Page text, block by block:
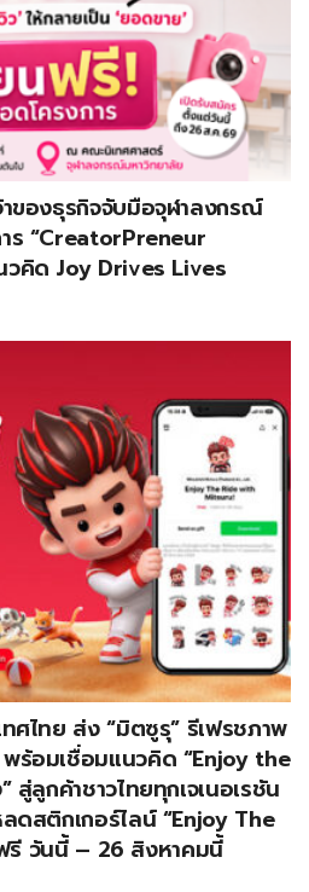
าของธุรกิจจับมือจุฬาลงกรณ์
ร “CreatorPreneur
คิด Joy Drives Lives
ศไทย ส่ง “มิตซูรุ” รีเฟรชภาพ
อมเชื่อมแนวคิด “Enjoy the
สู่ลูกค้าชาวไทยทุกเจเนอเรชัน
ดสติกเกอร์ไลน์ “Enjoy The
วันนี้ – 26 สิงหาคมนี้